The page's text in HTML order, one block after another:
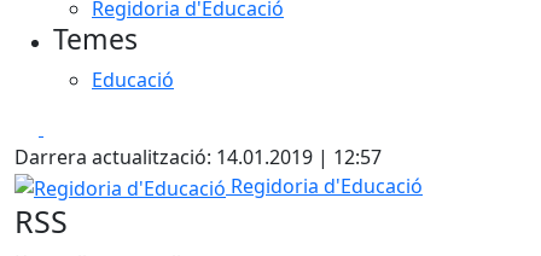
Regidoria d'Educació
Temes
Educació
Darrera actualització: 14.01.2019 | 12:57
Regidoria d'Educació
Regidoria d'Educació
RSS